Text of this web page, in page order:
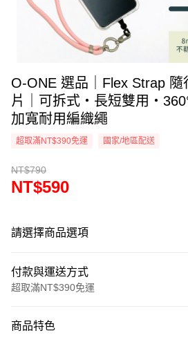
O-ONE 選品｜Flex Strap
片｜可拆式・長短雙用・
加寬耐用編織繩
超取滿NT$390免運 國家/地區配送
NT$790
NT$590
請選擇商品選項
付款與運送方式
超取滿NT$390免運
信用卡一次付款
商品特色